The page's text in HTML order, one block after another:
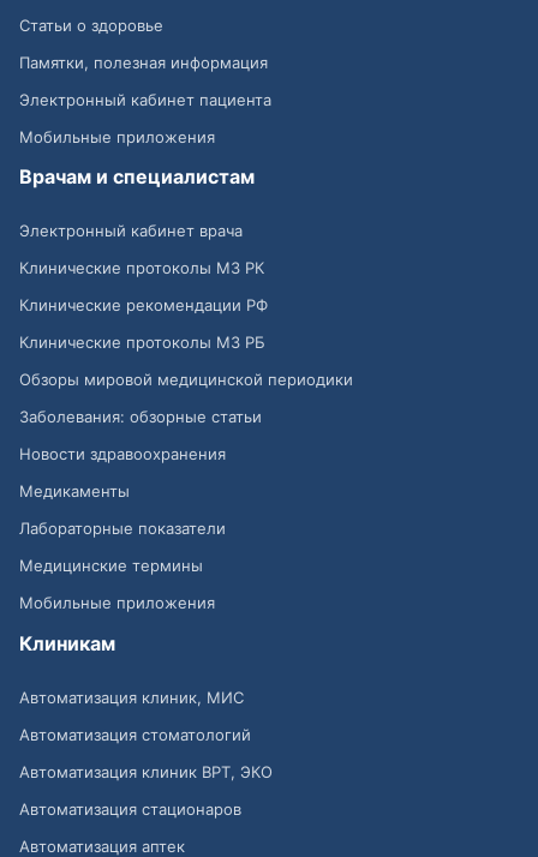
Статьи о здоровье
Памятки, полезная информация
Электронный кабинет пациента
Мобильные приложения
Врачам и специалистам
Электронный кабинет врача
Клинические протоколы МЗ РК
Клинические рекомендации РФ
Клинические протоколы МЗ РБ
Обзоры мировой медицинской периодики
Заболевания: обзорные статьи
Новости здравоохранения
Медикаменты
Лабораторные показатели
Медицинские термины
Мобильные приложения
Клиникам
Автоматизация клиник, МИС
Автоматизация стоматологий
Автоматизация клиник ВРТ, ЭКО
Автоматизация стационаров
Автоматизация аптек